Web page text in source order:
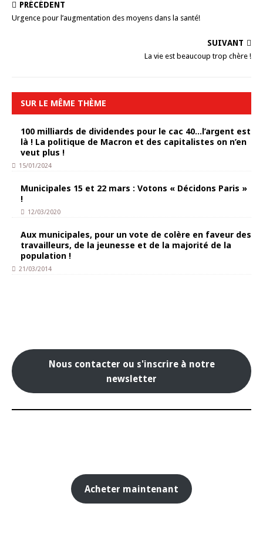
PRÉCÉDENT
Urgence pour l’augmentation des moyens dans la santé!
SUIVANT
La vie est beaucoup trop chère !
SUR LE MÊME THÈME
100 milliards de dividendes pour le cac 40…l’argent est
là ! La politique de Macron et des capitalistes on n’en
veut plus !
15/01/2024
Municipales 15 et 22 mars : Votons « Décidons Paris »
!
12/03/2020
Aux municipales, pour un vote de colère en faveur des
travailleurs, de la jeunesse et de la majorité de la
population !
21/03/2014
Nous contacter ou s'inscrire à notre
newsletter
Acheter maintenant